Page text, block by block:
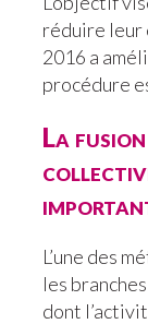
réduire leur
2016 a
procédure
La
L’une des
les
dont